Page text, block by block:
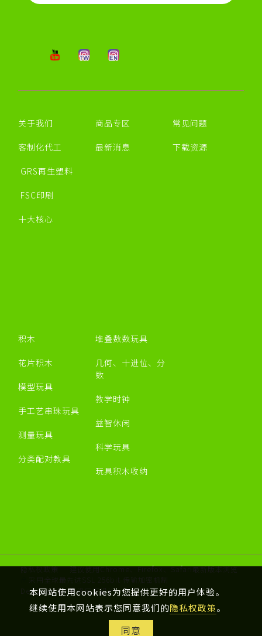
本网站使用cookies为您提供更好的用户体验。
继续使用本网站表示您同意我们的隐私权政策。
同意
关于我们
客制化代工
GRS再生塑料
FSC印刷
十大核心
商品专区
最新消息
常见问题
下载资源
积木
花片积木
模型玩具
手工艺串珠玩具
测量玩具
分类配对教具
堆叠数数玩具
几何、十进位、分
数
教学时钟
益智休闲
科学玩具
玩具积木收纳
隐私权政策
建议使用Chrome、Firefox、Safari最新版本浏览
采用全球最先进SSL 256bit 传输加密机制
Designed by 米洛网页设计